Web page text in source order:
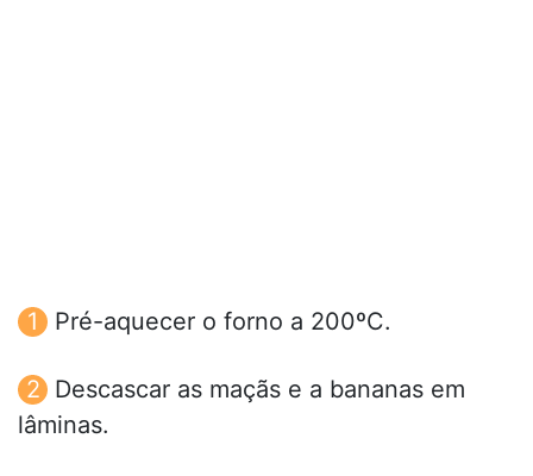
Pré-aquecer o forno a 200ºC.
Descascar as maçãs e a bananas em
lâminas.